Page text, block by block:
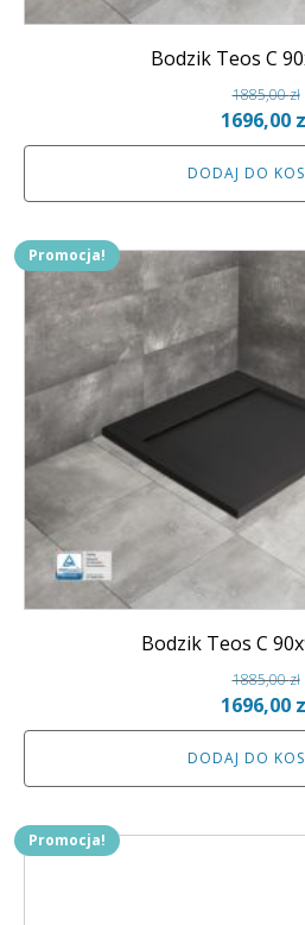
Bodzik Teos C
1885,00zł
cena
1885,00
1696,00
DODAJ DO
Promocja!
Bodzik Teos C
1885,00zł
cena
1885,00
1696,00
DODAJ DO
Promocja!